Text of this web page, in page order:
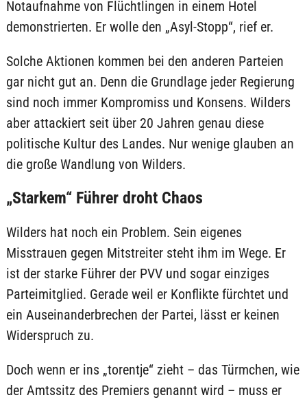
Notaufnahme von Flüchtlingen in einem Hotel
demonstrierten. Er wolle den „Asyl-Stopp“, rief er.
Solche Aktionen kommen bei den anderen Parteien
gar nicht gut an. Denn die Grundlage jeder Regierung
sind noch immer Kompromiss und Konsens. Wilders
aber attackiert seit über 20 Jahren genau diese
politische Kultur des Landes. Nur wenige glauben an
die große Wandlung von Wilders.
„Starkem“ Führer droht Chaos
Wilders hat noch ein Problem. Sein eigenes
Misstrauen gegen Mitstreiter steht ihm im Wege. Er
ist der starke Führer der PVV und sogar einziges
Parteimitglied. Gerade weil er Konflikte fürchtet und
ein Auseinanderbrechen der Partei, lässt er keinen
Widerspruch zu.
Doch wenn er ins „torentje“ zieht – das Türmchen, wie
der Amtssitz des Premiers genannt wird – muss er